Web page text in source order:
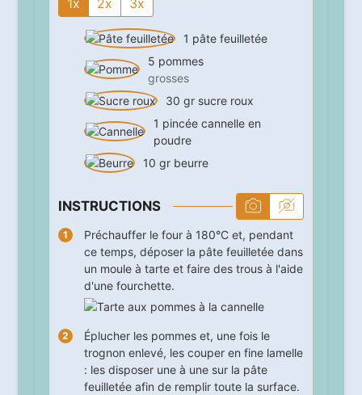
1x
2x 3x
1 pâte feuilletée
5 pommes
grosses
30 gr sucre roux
1 pincée cannelle en
poudre
10 gr beurre
INSTRUCTIONS
Préchauffer le four à 180°C et, pendant
ce temps, déposer la pâte feuilletée dans
un moule à tarte et faire des trous à l'aide
d'une fourchette.
Éplucher les pommes et, une fois le
trognon enlevé, les couper en fine lamelle
: les disposer une à une sur la pâte
feuilletée afin de remplir toute la surface.